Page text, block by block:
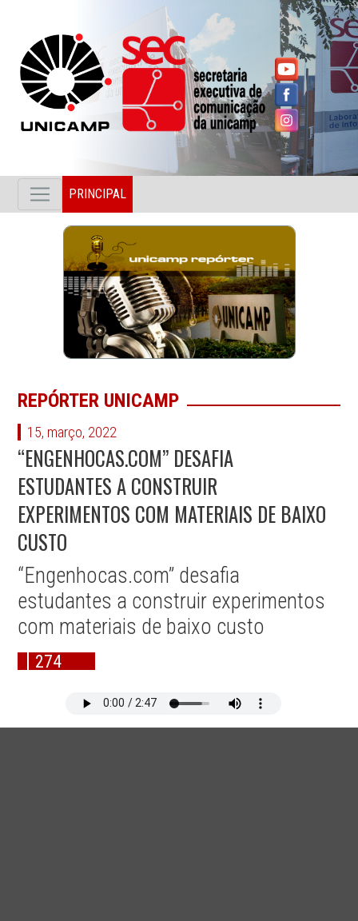
PRINCIPAL
REPÓRTER UNICAMP
15, março, 2022
“ENGENHOCAS.COM” DESAFIA
ESTUDANTES A CONSTRUIR
EXPERIMENTOS COM MATERIAIS DE BAIXO
CUSTO
“Engenhocas.com” desafia
estudantes a construir experimentos
com materiais de baixo custo
274